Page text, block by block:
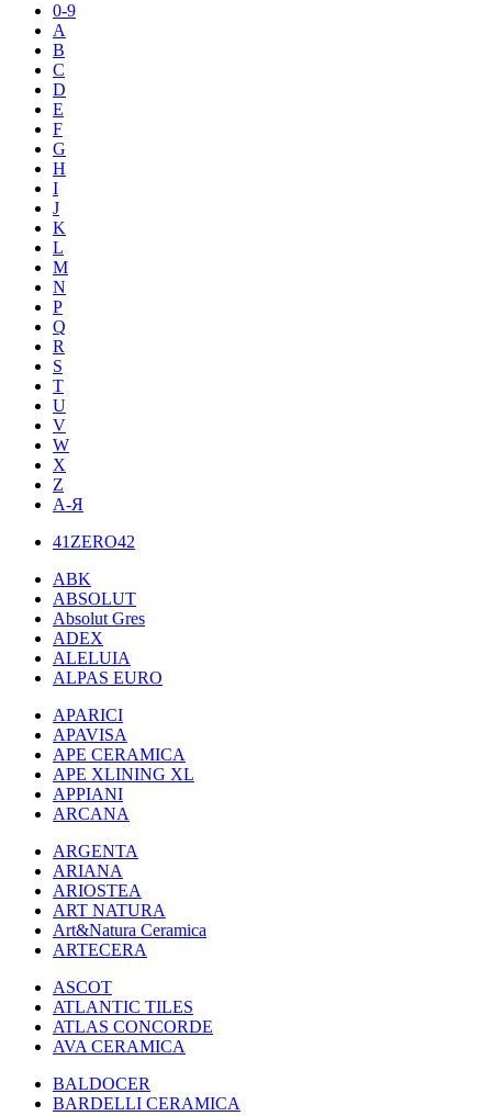
0-9
A
B
C
D
E
F
G
H
I
J
K
L
M
N
P
Q
R
S
T
U
V
W
X
Z
А-Я
41ZERO42
ABK
ABSOLUT
Absolut Gres
ADEX
ALELUIA
ALPAS EURO
APARICI
APAVISA
APE CERAMICA
APE XLINING XL
APPIANI
ARCANA
ARGENTA
ARIANA
ARIOSTEA
ART NATURA
Art&Natura Ceramica
ARTECERA
ASCOT
ATLANTIC TILES
ATLAS CONCORDE
AVA CERAMICA
BALDOCER
BARDELLI CERAMICA